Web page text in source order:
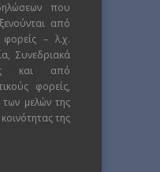
που
από
φορείς – λ.χ.
Συνεδριακά
και από
φορείς,
μελών της
της